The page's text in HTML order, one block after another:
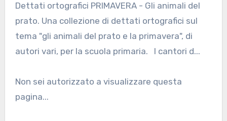
Dettati ortografici PRIMAVERA - Gli animali del
prato. Una collezione di dettati ortografici sul
tema "gli animali del prato e la primavera", di
autori vari, per la scuola primaria. I cantori d...
Non sei autorizzato a visualizzare questa
pagina...